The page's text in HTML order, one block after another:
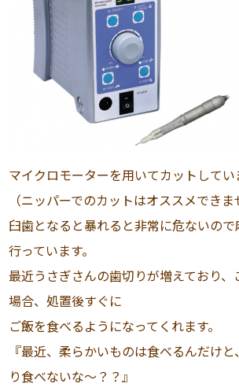
マイクロモーターを用いてカットしてい
（ニッパーでのカットはオススメできま
臼歯となると暴れると非常に危ないの
行っています。
最近うさぎさんの歯切りが増えており、
場合、処置後すぐに
ご飯を食べるようになってくれます。
『最近、柔らかいものは食べるんだけ
り食べないな〜？？』